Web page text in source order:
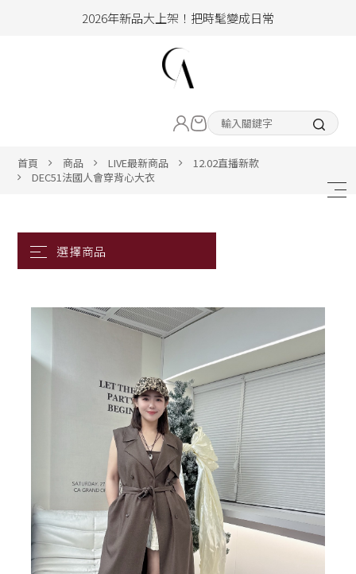
2026年新品大上架！把時髦變成日常
hello !! Happy to 2026
2026年新品大上架！把時髦變成日常
ALL ITEM
首頁 商品 LIVE最新商品
12.02直播新款
DEC51法國人會穿背心大衣